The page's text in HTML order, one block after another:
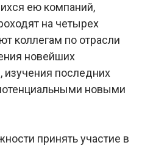
ею компаний,
на четырех
коллегам по отрасли
новейших
изучения последних
новыми
принять участие в